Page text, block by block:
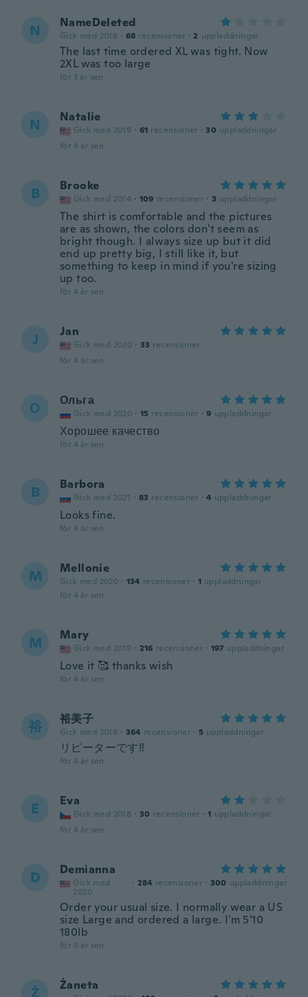
N NameDeleted
Gick med 2016 · 68 recensioner · 2 uppladdningar
The last time ordered XL was tight. Now
2XL was too large
för 3 år sen
N Natalie
Gick med 2019 · 61 recensioner · 30 uppladdningar
för 4 år sen
B Brooke
Gick med 2014 · 109 recensioner · 3 uppladdningar
The shirt is comfortable and the pictures
are as shown, the colors don't seem as
bright though. I always size up but it did
end up pretty big, I still like it, but
something to keep in mind if you're sizing
up too.
för 4 år sen
J Jan
Gick med 2020 · 33 recensioner
för 4 år sen
О Ольга
Gick med 2020 · 15 recensioner · 9 uppladdningar
Хорошее качество
för 4 år sen
B Barbora
Gick med 2021 · 83 recensioner · 4 uppladdningar
Looks fine.
för 4 år sen
M Mellonie
Gick med 2020 · 134 recensioner · 1 uppladdningar
för 4 år sen
M Mary
Gick med 2019 · 216 recensioner · 197 uppladdningar
Love it 🥰 thanks wish
för 4 år sen
裕 裕美子
Gick med 2019 · 364 recensioner · 5 uppladdningar
リピーターです‼️
för 4 år sen
E Eva
Gick med 2018 · 30 recensioner · 1 uppladdningar
för 4 år sen
D Demianna
Gick med
2020
· 284 recensioner · 300 uppladdningar
Order your usual size. I normally wear a US
size Large and ordered a large. I'm 5'10
180lb
för 5 år sen
Ż Żaneta